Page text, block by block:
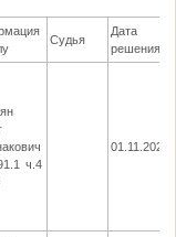
Судья
Дата
решения
ч.4
01.11.2025